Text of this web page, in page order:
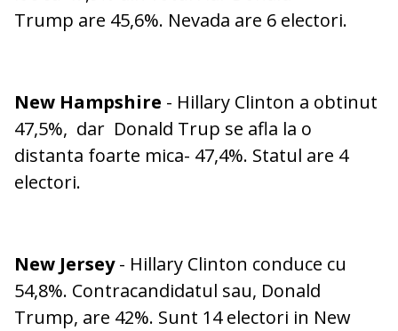
Trump are 45,6%. Nevada are 6 electori.
New Hampshire - Hillary Clinton a obtinut
47,5%, dar Donald Trup se afla la o
distanta foarte mica- 47,4%. Statul are 4
electori.
New Jersey- Hillary Clinton conduce cu
54,8%. Contracandidatul sau, Donald
Trump, are 42%. Sunt 14 electori in New